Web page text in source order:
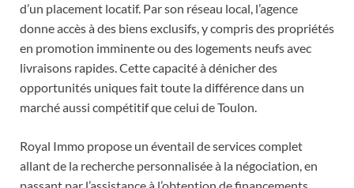
d’un placement locatif. Par son réseau local, l’agence
donne accès à des biens exclusifs, y compris des propriétés
en promotion imminente ou des logements neufs avec
livraisons rapides. Cette capacité à dénicher des
opportunités uniques fait toute la différence dans un
marché aussi compétitif que celui de Toulon.
Royal Immo propose un éventail de services complet
allant de la recherche personnalisée à la négociation, en